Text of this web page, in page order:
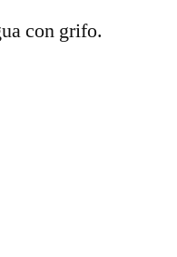
con grifo.